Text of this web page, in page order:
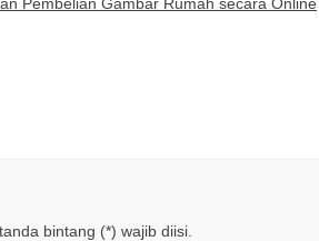
Pembelian Gambar Rumah secara Online
bintang (*) wajib diisi.